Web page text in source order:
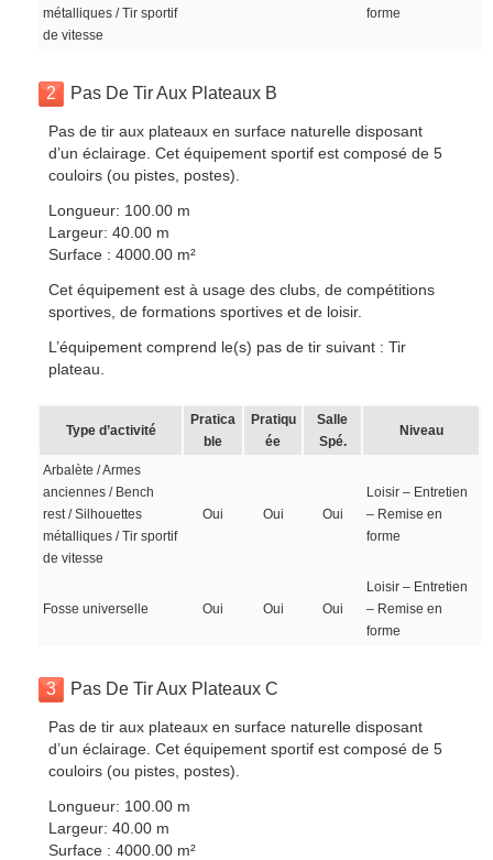
métalliques / Tir sportif
de vitesse
forme
2 Pas De Tir Aux Plateaux B
Pas de tir aux plateaux en surface naturelle disposant
d’un éclairage. Cet équipement sportif est composé de 5
couloirs (ou pistes, postes).
Longueur: 100.00 m
Largeur: 40.00 m
Surface : 4000.00 m²
Cet équipement est à usage des clubs, de compétitions
sportives, de formations sportives et de loisir.
L’équipement comprend le(s) pas de tir suivant : Tir
plateau.
Type d’activité
Pratica
ble
Pratiqu
ée
Salle
Spé.
Niveau
Arbalète / Armes
anciennes / Bench
rest / Silhouettes
métalliques / Tir sportif
de vitesse
Oui Oui Oui
Loisir – Entretien
– Remise en
forme
Fosse universelle Oui Oui Oui
Loisir – Entretien
– Remise en
forme
3 Pas De Tir Aux Plateaux C
Pas de tir aux plateaux en surface naturelle disposant
d’un éclairage. Cet équipement sportif est composé de 5
couloirs (ou pistes, postes).
Longueur: 100.00 m
Largeur: 40.00 m
Surface : 4000.00 m²